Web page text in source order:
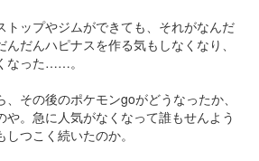
トップやジムができても、それがなんだ
だんハピナスを作る気もしなくなり、
なった……。
その後のポケモンgoがどうなったか、
や。急に人気がなくなって誰もせんよう
つこく続いたのか。